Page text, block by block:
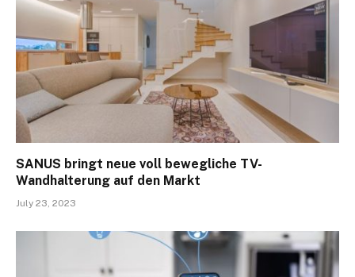
SANUS bringt neue voll bewegliche TV-
Wandhalterung auf den Markt
July 23, 2023